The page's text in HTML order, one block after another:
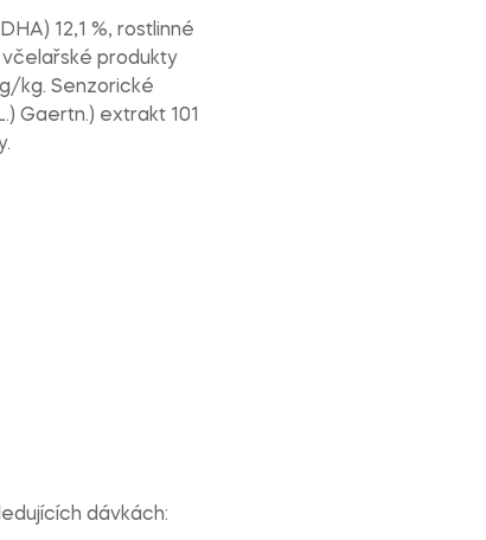
12,1 %, rostlinné
včelařské produkty
kg. Senzorické
Gaertn.) extrakt 101
dávkách: